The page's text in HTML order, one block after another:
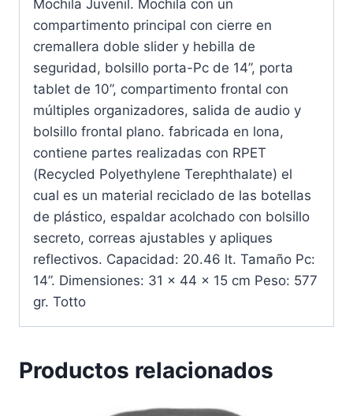
Mochila Juvenil. Mochila con un
compartimento principal con cierre en
cremallera doble slider y hebilla de
seguridad, bolsillo porta-Pc de 14”, porta
tablet de 10”, compartimento frontal con
múltiples organizadores, salida de audio y
bolsillo frontal plano. fabricada en lona,
contiene partes realizadas con RPET
(Recycled Polyethylene Terephthalate) el
cual es un material reciclado de las botellas
de plástico, espaldar acolchado con bolsillo
secreto, correas ajustables y apliques
reflectivos. Capacidad: 20.46 lt. Tamaño Pc:
14”. Dimensiones: 31 x 44 x 15 cm Peso: 577
gr. Totto
Productos relacionados